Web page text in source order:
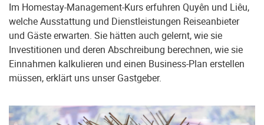
Im Homestay-Management-Kurs erfuhren Quyên und Liêu,
welche Ausstattung und Dienstleistungen Reiseanbieter
und Gäste erwarten. Sie hätten auch gelernt, wie sie
Investitionen und deren Abschreibung berechnen, wie sie
Einnahmen kalkulieren und einen Business-Plan erstellen
müssen, erklärt uns unser Gastgeber.